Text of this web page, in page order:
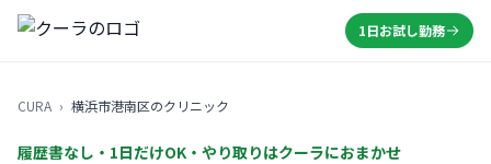
1日お試し勤務
CURA › 横浜市港南区のクリニック
履歴書なし・1日だけOK・やり取りはクーラにおまかせ